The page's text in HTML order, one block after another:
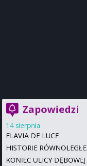
Zapowiedzi
14 sierpnia
FLAVIA DE LUCE
HISTORIE RÓWNOLEGŁE
KONIEC ULICY DĘBOWEJ